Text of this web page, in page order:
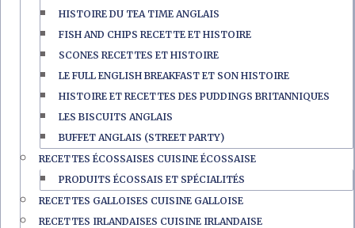
HISTOIRE DU TEA TIME ANGLAIS
FISH AND CHIPS RECETTE ET HISTOIRE
SCONES RECETTES ET HISTOIRE
LE FULL ENGLISH BREAKFAST ET SON HISTOIRE
HISTOIRE ET RECETTES DES PUDDINGS BRITANNIQUES
LES BISCUITS ANGLAIS
BUFFET ANGLAIS (STREET PARTY)
RECETTES ÉCOSSAISES CUISINE ÉCOSSAISE
PRODUITS ÉCOSSAIS ET SPÉCIALITÉS
RECETTES GALLOISES CUISINE GALLOISE
RECETTES IRLANDAISES CUISINE IRLANDAISE